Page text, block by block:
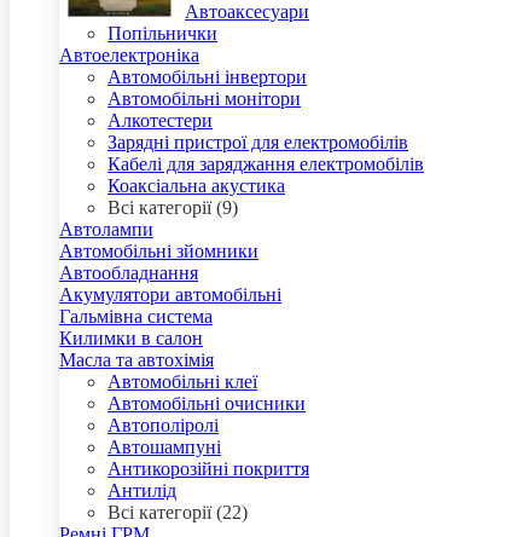
Автоаксесуари
Попільнички
Автоелектроніка
Автомобільні інвертори
Автомобільні монітори
Алкотестери
Зарядні пристрої для електромобілів
Кабелі для заряджання електромобілів
Коаксіальна акустика
Всі категорії (9)
Автолампи
Автомобільні зйомники
Автообладнання
Акумулятори автомобільні
Гальмівна система
Килимки в салон
Масла та автохімія
Автомобільні клеї
Автомобільні очисники
Автополіролі
Автошампуні
Антикорозійні покриття
Антилід
Всі категорії (22)